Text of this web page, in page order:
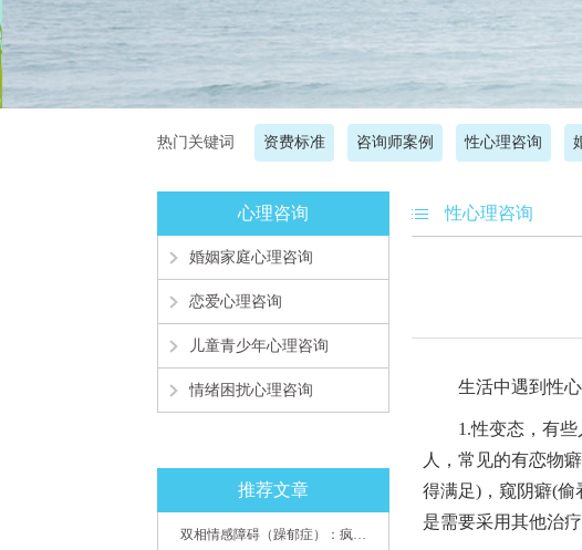
热门关键词 资费标准 咨询师案例 性心理咨询
心理咨询
婚姻家庭心理咨询
恋爱心理咨询
儿童青少年心理咨询
情绪困扰心理咨询
推荐文章
双相情感障碍（躁郁症）：疯子如何走向天才
性心理咨询
生活中遇到性心
1.性变态，有些人
人，常见的有恋物
得满足)，窥阴癖(
是需要采用其他治疗